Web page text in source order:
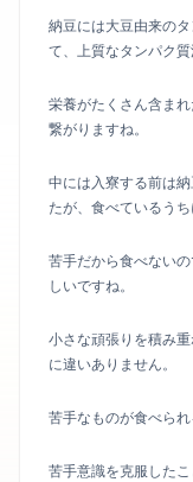
納豆には大豆由来の
て、上質なタンパク質
栄養がたくさん含ま
繋がりますね。
中には入寮する前は
たが、食べているう
苦手だから食べない
しいですね。
小さな頑張りを積み
に違いありません。
苦手なものが食べら
苦手意識を克服したこ